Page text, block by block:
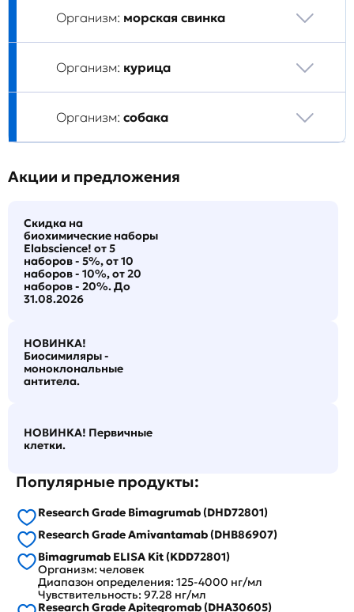
Организм: морская свинка
Организм: курица
Организм: собака
Акции и предложения
Скидка на
биохимические наборы
Elabscience! от 5
наборов - 5%, от 10
наборов - 10%, от 20
наборов - 20%. До
31.08.2026
НОВИНКА!
Биосимиляры -
моноклональные
антитела.
НОВИНКА! Первичные
клетки.
Популярные продукты:
Research Grade Bimagrumab (DHD72801)
Research Grade Amivantamab (DHB86907)
Bimagrumab ELISA Kit (KDD72801)
Организм: человек
Диапазон определения: 125-4000 нг/мл
Чувствительность: 97.28 нг/мл
Research Grade Apitegromab (DHA30605)